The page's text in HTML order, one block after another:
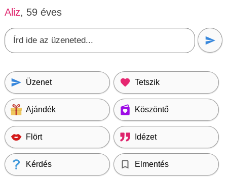
Aliz, 59 éves
Üzenet Tetszik
Ajándék Köszöntő
Flört Idézet
Kérdés Elmentés